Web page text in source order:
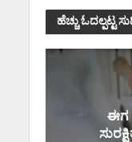
ಹೆಚ್ಚು ಓದಲ್ಪಟ್ಟ
ಈಗ